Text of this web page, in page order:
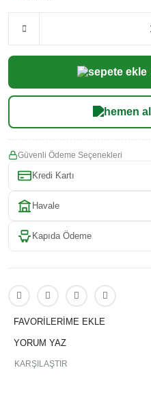
Güvenli Ödeme Seçenekleri
Kredi Kartı
Havale
Kapıda Ödeme
YORUM YAZ
KARŞILAŞTIR